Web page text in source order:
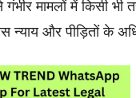
मामलों में किसी भी
न्याय और पीड़ितों के